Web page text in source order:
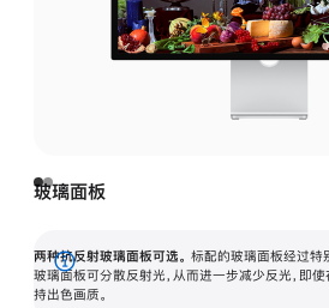
玻璃面板
两种抗反射玻璃面板可选。 标配的玻璃面板经过特
玻璃面板可分散反射光，从而进一步减少反光，即
持出色画质。
展